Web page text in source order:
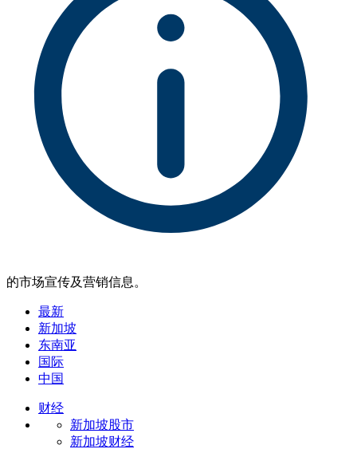
的市场宣传及营销信息。
最新
新加坡
东南亚
国际
中国
财经
新加坡股市
新加坡财经